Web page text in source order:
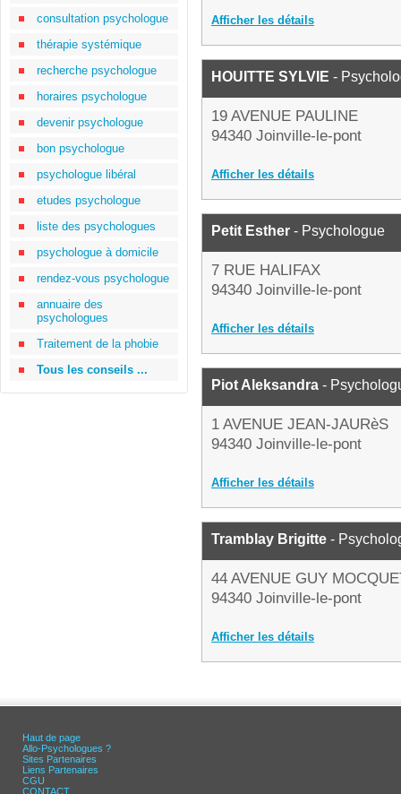
consultation psychologue
thérapie systémique
recherche psychologue
horaires psychologue
devenir psychologue
bon psychologue
psychologue libéral
etudes psychologue
liste des psychologues
psychologue à domicile
rendez-vous psychologue
annuaire des
psychologues
Traitement de la phobie
Tous les conseils ...
Afficher les détails
HOUITTE SYLVIE -
19 AVENUE PAULINE
94340 Joinville-le-pont
Afficher les détails
Petit Esther - Psychologue
7 RUE HALIFAX
94340 Joinville-le-pont
Afficher les détails
Piot Aleksandra -
1 AVENUE JEAN-JAURèS
94340 Joinville-le-pont
Afficher les détails
Tramblay Brigitte -
44 AVENUE GUY
94340 Joinville-le-pont
Afficher les détails
Haut de page
Allo-Psychologues ?
Sites Partenaires
Liens Partenaires
CGU
CONTACT